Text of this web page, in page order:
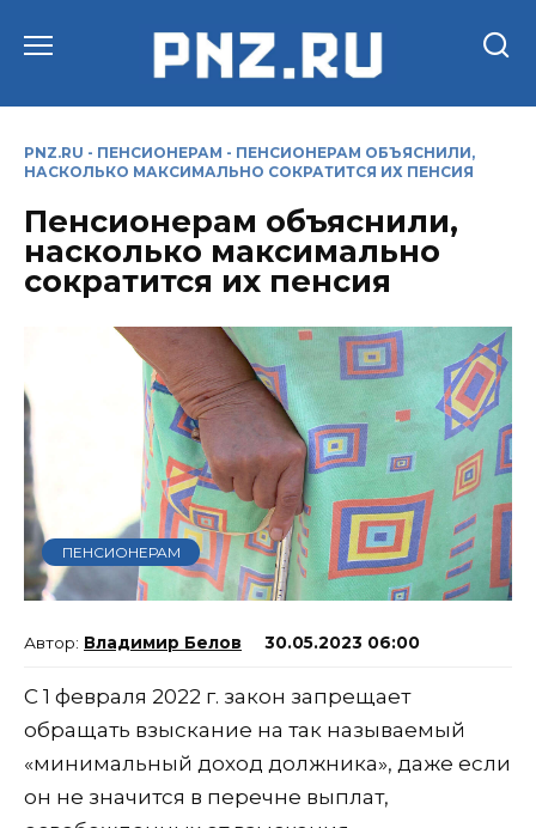
PNZ.RU - ПЕНСИОНЕРАМ - ПЕНСИОНЕРАМ ОБЪЯСНИЛИ,
НАСКОЛЬКО МАКСИМАЛЬНО СОКРАТИТСЯ ИХ ПЕНСИЯ
Пенсионерам объяснили,
насколько максимально
сократится их пенсия
ПЕНСИОНЕРАМ
Владимир Белов 30.05.2023 06:00
С 1 февраля 2022 г. закон запрещает
обращать взыскание на так называемый
«минимальный доход должника», даже если
он не значится в перечне выплат,